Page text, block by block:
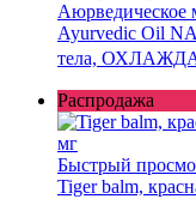
Ayurvedic Oil
тела,
Распродажа
Быстрый
Tiger balm,